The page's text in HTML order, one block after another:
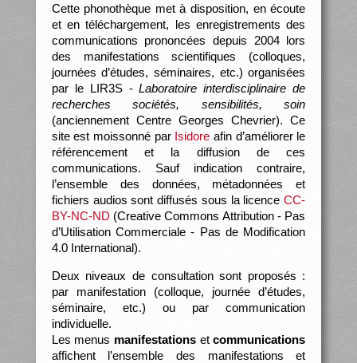
Cette phonothèque met à disposition, en écoute
et en téléchargement, les enregistrements des
communications prononcées depuis 2004 lors
des manifestations scientifiques (colloques,
journées d’études, séminaires, etc.) organisées
par le LIR3S -Laboratoire interdisciplinaire de
recherches sociétés, sensibilités, soin
(anciennement Centre Georges Chevrier). Ce
site est moissonné par Isidore afin d’améliorer le
référencement et la diffusion de ces
communications. Sauf indication contraire,
l’ensemble des données, métadonnées et
fichiers audios sont diffusés sous la licenceCC-
BY-NC-ND (Creative Commons Attribution - Pas
d’Utilisation Commerciale - Pas de Modification
4.0 International).
Deux niveaux de consultation sont proposés :
par manifestation (colloque, journée d’études,
séminaire, etc.) ou par communication
individuelle.
Les menus manifestations etcommunications
affichent l’ensemble des manifestations et